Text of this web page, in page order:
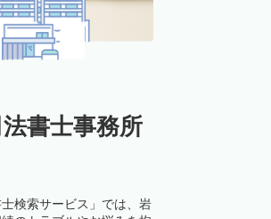
書士事務所
検索サービス」では、岩